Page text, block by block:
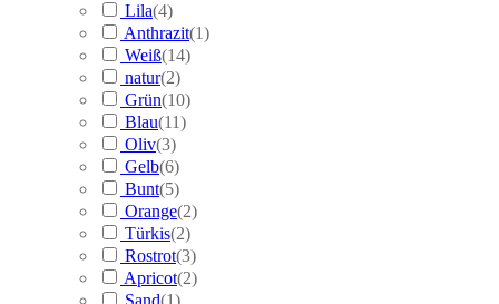
Lila(4)
Anthrazit(1)
Weiß(14)
natur(2)
Grün(10)
Blau(11)
Oliv(3)
Gelb(6)
Bunt(5)
Orange(2)
Türkis(2)
Rostrot(3)
Apricot(2)